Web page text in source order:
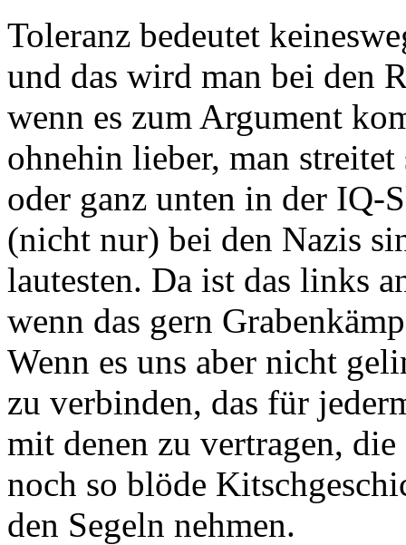
Toleranz bedeutet
und das wird man bei den
wenn es zum Argument
ohnehin lieber, man
oder ganz unten in der IQ-
(nicht nur) bei den Nazis
lautesten. Da ist das links
wenn das gern
Wenn es uns aber nicht
zu verbinden, das für
mit denen zu vertragen, die
noch so blöde
den Segeln nehmen.